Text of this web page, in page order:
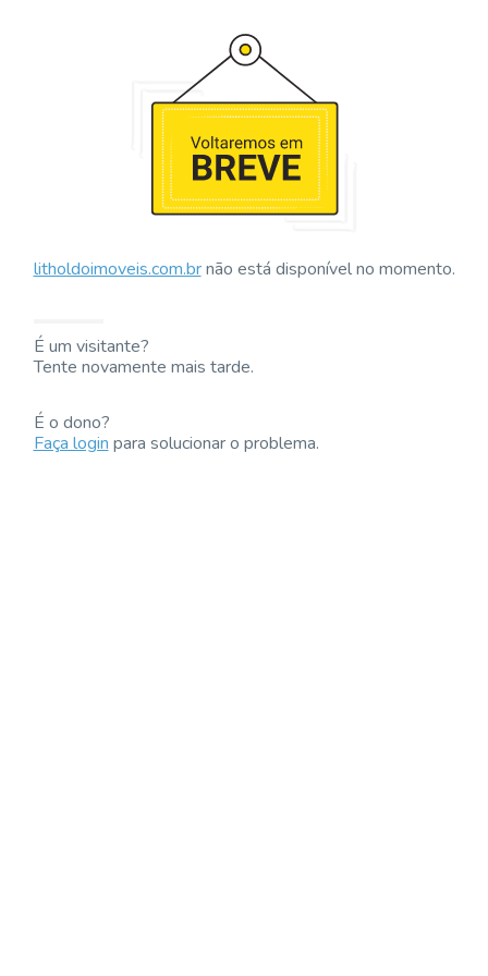
litholdoimoveis.com.brnão está disponível no momento.
É um visitante?
Tente novamente mais tarde.
É o dono?
Faça loginpara solucionar o problema.